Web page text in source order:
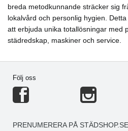
breda metodkunnande sträcker sig
lokalvård och personlig hygien.
att erbjuda unika totallösningar med
städredskap, maskiner och service.
Följ oss
PRENUMERERA PÅ